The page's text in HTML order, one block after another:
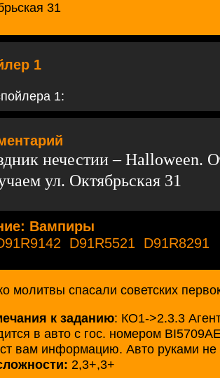
31
1
1:
нечестии – Halloween.
ул. Октябрьская 31
Вампиры
D91R5521 D91R8291
молитвы спасали советских
к заданию: КО1->2.3.3
в авто с гос. номером
вам информацию. Авто руками не
2,3+,3+